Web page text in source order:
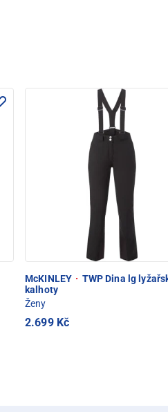
McKINLEY · TWP Dina lg
kalhoty
Ženy
2.699 Kč